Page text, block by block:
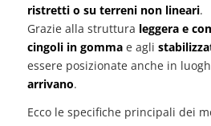
ristretti o su terreni non lineari.
Grazie alla struttura leggera e
cingoli in gommae agli
essere posizionate anche in
arrivano.
Ecco le specifiche principali dei